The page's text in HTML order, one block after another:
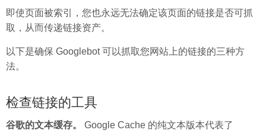
即使页面被索引，您也永远无法确定该页面的链接是否可抓
取，从而传递链接资产。
以下是确保 Googlebot 可以抓取您网站上的链接的三种方
法。
检查链接的工具
谷歌的文本缓存。
Google Cache 的纯文本版本代表了